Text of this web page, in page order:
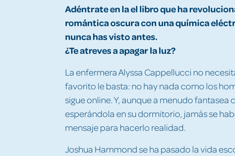
Adéntrate en la el libro que ha
romántica oscura con una química
nunca has visto antes.
¿Te atreves a apagar la luz?
La enfermera Alyssa Cappellucci no
favorito le basta: no hay nada como los
sigue online. Y, aunque a menudo fantasea
esperándola en su dormitorio, jamás se
mensaje para hacerlo realidad.
Joshua Hammond se ha pasado la vida